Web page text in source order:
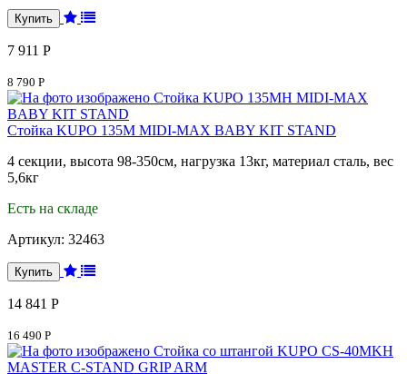
7 911 Р
8 790 Р
Стойка KUPO 135M MIDI-MAX BABY KIT STAND
4 секции, высота 98-350см, нагрузка 13кг, материал сталь, вес
5,6кг
Есть на складе
Артикул: 32463
14 841 Р
16 490 Р